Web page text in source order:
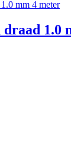
1.0